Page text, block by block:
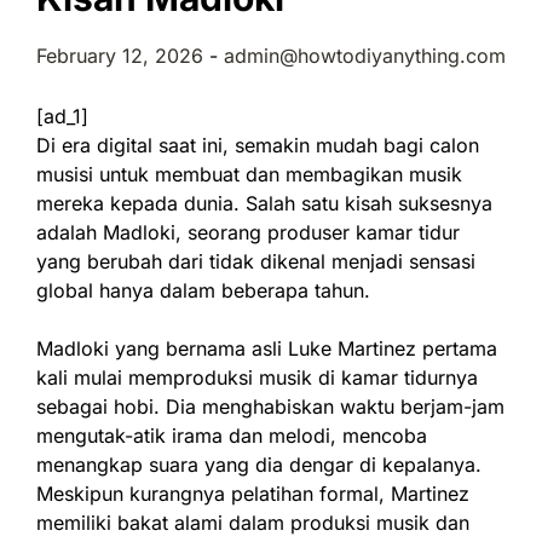
February 12, 2026 - admin@howtodiyanything.com
[ad_1]
Di era digital saat ini, semakin mudah bagi calon
musisi untuk membuat dan membagikan musik
mereka kepada dunia. Salah satu kisah suksesnya
adalah Madloki, seorang produser kamar tidur
yang berubah dari tidak dikenal menjadi sensasi
global hanya dalam beberapa tahun.
Madloki yang bernama asli Luke Martinez pertama
kali mulai memproduksi musik di kamar tidurnya
sebagai hobi. Dia menghabiskan waktu berjam-jam
mengutak-atik irama dan melodi, mencoba
menangkap suara yang dia dengar di kepalanya.
Meskipun kurangnya pelatihan formal, Martinez
memiliki bakat alami dalam produksi musik dan